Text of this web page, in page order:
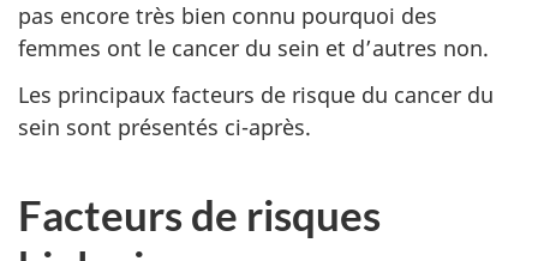
pas encore très bien connu pourquoi des
femmes ont le cancer du sein et d’autres non.
Les principaux facteurs de risque du cancer du
sein sont présentés ci-après.
Facteurs de risques